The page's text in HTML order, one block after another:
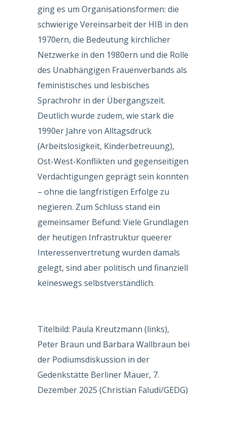
ging es um Organisationsformen: die
schwierige Vereinsarbeit der HIB in den
1970ern, die Bedeutung kirchlicher
Netzwerke in den 1980ern und die Rolle
des Unabhängigen Frauenverbands als
feministisches und lesbisches
Sprachrohr in der Übergangszeit.
Deutlich wurde zudem, wie stark die
1990er Jahre von Alltagsdruck
(Arbeitslosigkeit, Kinderbetreuung),
Ost-West-Konflikten und gegenseitigen
Verdächtigungen geprägt sein konnten
– ohne die langfristigen Erfolge zu
negieren. Zum Schluss stand ein
gemeinsamer Befund: Viele Grundlagen
der heutigen Infrastruktur queerer
Interessenvertretung wurden damals
gelegt, sind aber politisch und finanziell
keineswegs selbstverständlich.
Titelbild: Paula Kreutzmann (links),
Peter Braun und Barbara Wallbraun bei
der Podiumsdiskussion in der
Gedenkstätte Berliner Mauer, 7.
Dezember 2025 (Christian Faludi/GEDG)